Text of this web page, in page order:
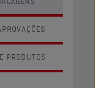
PRODUTOS